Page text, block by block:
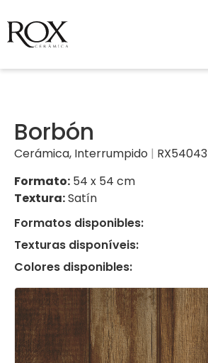
Borbón
Cerámica, Interrumpido | RX54043
Formato: 54 x 54 cm
Textura:Satín
Formatos disponibles:
Texturas disponíveis:
Colores disponibles: